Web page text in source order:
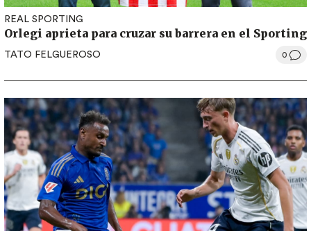
REAL SPORTING
Orlegi aprieta para cruzar su barrera en el Sporting
TATO FELGUEROSO 0